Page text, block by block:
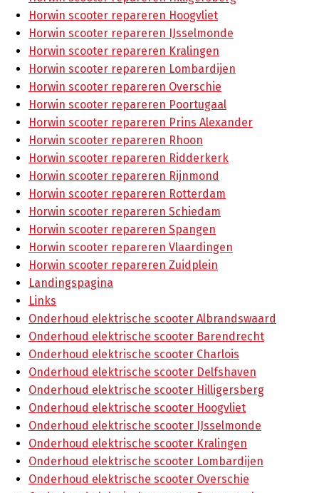
Horwin scooter repareren Hoogvliet
Horwin scooter repareren IJsselmonde
Horwin scooter repareren Kralingen
Horwin scooter repareren Lombardijen
Horwin scooter repareren Overschie
Horwin scooter repareren Poortugaal
Horwin scooter repareren Prins Alexander
Horwin scooter repareren Rhoon
Horwin scooter repareren Ridderkerk
Horwin scooter repareren Rijnmond
Horwin scooter repareren Rotterdam
Horwin scooter repareren Schiedam
Horwin scooter repareren Spangen
Horwin scooter repareren Vlaardingen
Horwin scooter repareren Zuidplein
Landingspagina
Links
Onderhoud elektrische scooter Albrandswaard
Onderhoud elektrische scooter Barendrecht
Onderhoud elektrische scooter Charlois
Onderhoud elektrische scooter Delfshaven
Onderhoud elektrische scooter Hilligersberg
Onderhoud elektrische scooter Hoogvliet
Onderhoud elektrische scooter IJsselmonde
Onderhoud elektrische scooter Kralingen
Onderhoud elektrische scooter Lombardijen
Onderhoud elektrische scooter Overschie